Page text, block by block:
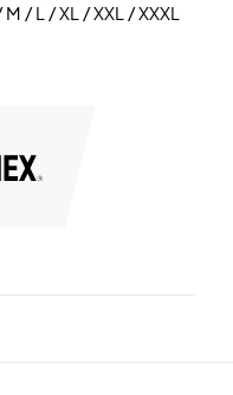
/ L / XL / XXL / XXXL